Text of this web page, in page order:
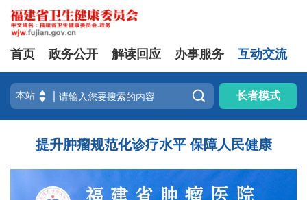
首页 政务公开 解读回应 办事服务 互动交流
 长者模式
提升肿瘤规范化诊疗水平 保障人民健康